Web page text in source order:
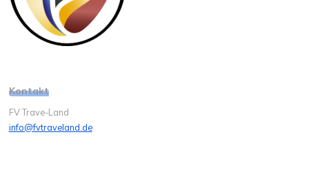
Kontakt
FV Trave-Land
info@fvtraveland.de